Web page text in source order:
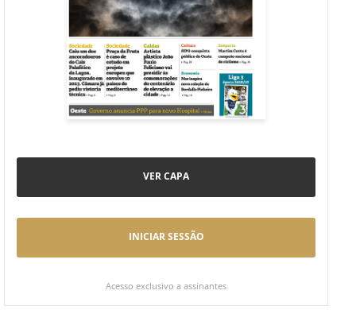
VER CAPA
INICIAR SESSÃO
Acesso exclusivo a assinantes